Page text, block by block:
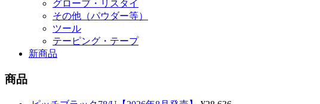
グローブ・リスタイ
その他（パウダー等）
ツール
テーピング・テープ
新商品
商品